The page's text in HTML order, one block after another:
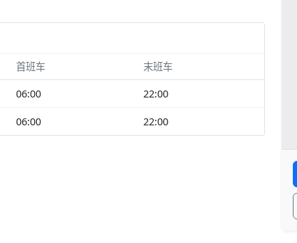
首班车 末班车
06:00 22:00
06:00 22:00